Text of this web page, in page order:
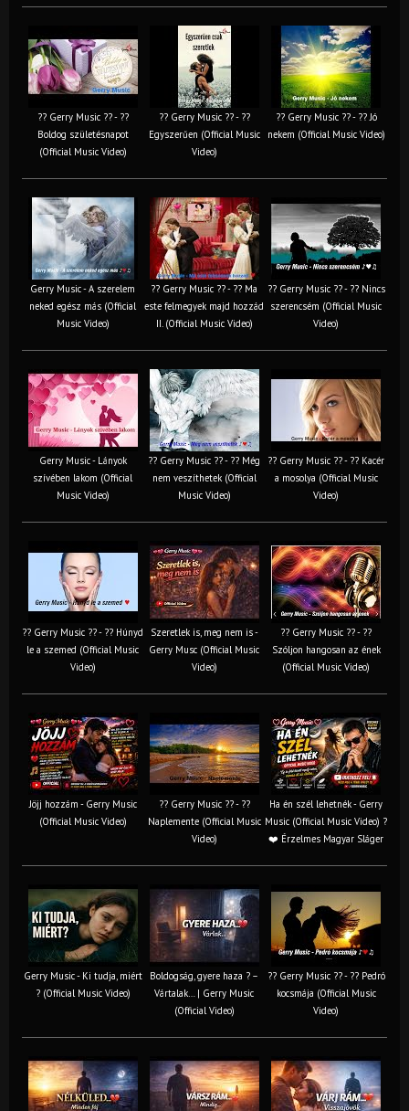
?? Gerry Music ?? - ??
Boldog születésnapot
(Official Music Video)
?? Gerry Music ?? - ??
Egyszerűen (Official Music
Video)
?? Gerry Music ?? - ?? Jó
nekem (Official Music Video)
Gerry Music - A szerelem
neked egész más (Official
Music Video)
?? Gerry Music ?? - ?? Ma
este felmegyek majd hozzád
II. (Official Music Video)
?? Gerry Music ?? - ?? Nincs
szerencsém (Official Music
Video)
Gerry Music - Lányok
szívében lakom (Official
Music Video)
?? Gerry Music ?? - ?? Még
nem veszíthetek (Official
Music Video)
?? Gerry Music ?? - ?? Kacér
a mosolya (Official Music
Video)
?? Gerry Music ?? - ?? Húnyd
le a szemed (Official Music
Video)
Szeretlek is, meg nem is -
Gerry Musc (Official Music
Video)
?? Gerry Music ?? - ??
Szóljon hangosan az ének
(Official Music Video)
Jöjj hozzám - Gerry Music
(Official Music Video)
?? Gerry Music ?? - ??
Naplemente (Official Music
Video)
Ha én szél lehetnék - Gerry
Music (Official Music Video) ?️
❤️ Érzelmes Magyar Sláger
Gerry Music - Ki tudja, miért
? (Official Music Video)
Boldogság, gyere haza ? –
Vártalak… | Gerry Music
(Official Video)
?? Gerry Music ?? - ?? Pedró
kocsmája (Official Music
Video)